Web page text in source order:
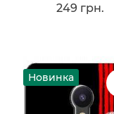
249 грн.
Новинка